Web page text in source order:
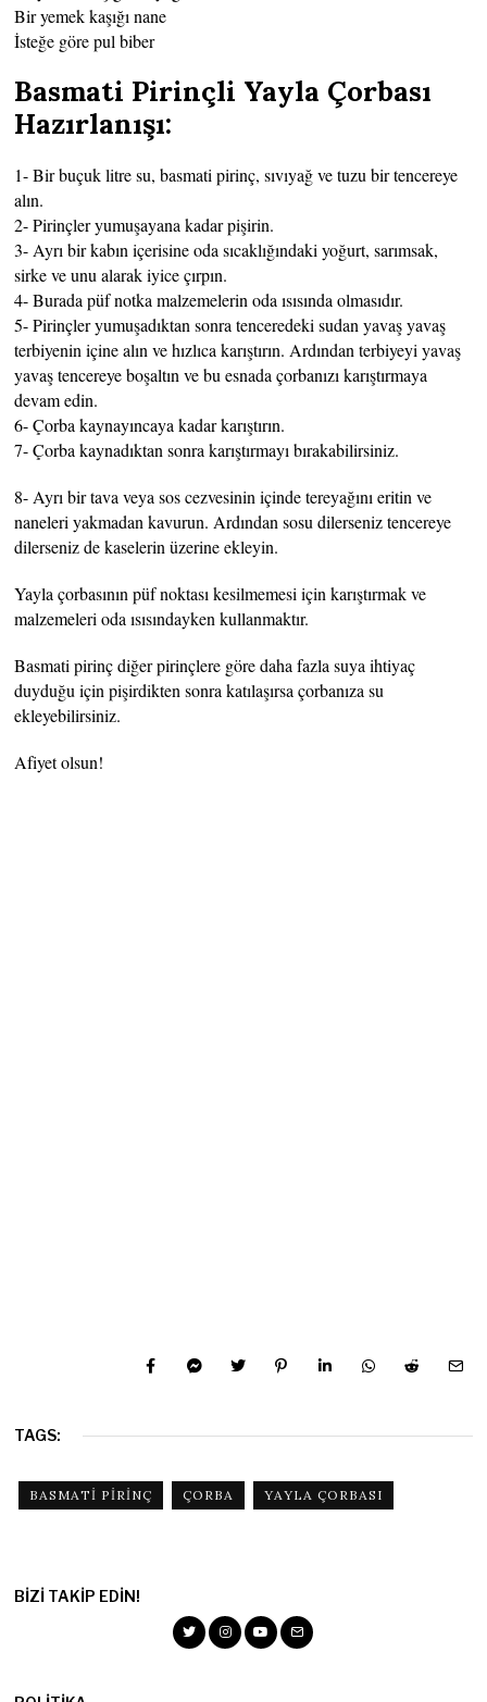
Bir yemek kaşığı nane
İsteğe göre pul biber
Basmati Pirinçli Yayla Çorbası
Hazırlanışı:
1- Bir buçuk litre su, basmati pirinç, sıvıyağ ve tuzu bir tencereye
alın.
2- Pirinçler yumuşayana kadar pişirin.
3- Ayrı bir kabın içerisine oda sıcaklığındaki yoğurt, sarımsak,
sirke ve unu alarak iyice çırpın.
4- Burada püf notka malzemelerin oda ısısında olmasıdır.
5- Pirinçler yumuşadıktan sonra tenceredeki sudan yavaş yavaş
terbiyenin içine alın ve hızlıca karıştırın. Ardından terbiyeyi yavaş
yavaş tencereye boşaltın ve bu esnada çorbanızı karıştırmaya
devam edin.
6- Çorba kaynayıncaya kadar karıştırın.
7- Çorba kaynadıktan sonra karıştırmayı bırakabilirsiniz.
8- Ayrı bir tava veya sos cezvesinin içinde tereyağını eritin ve
naneleri yakmadan kavurun. Ardından sosu dilerseniz tencereye
dilerseniz de kaselerin üzerine ekleyin.
Yayla çorbasının püf noktası kesilmemesi için karıştırmak ve
malzemeleri oda ısısındayken kullanmaktır.
Basmati pirinç diğer pirinçlere göre daha fazla suya ihtiyaç
duyduğu için pişirdikten sonra katılaşırsa çorbanıza su
ekleyebilirsiniz.
Afiyet olsun!
TAGS:
BASMATI PIRINÇ ÇORBA YAYLA ÇORBASI
BIZI TAKIP EDIN!